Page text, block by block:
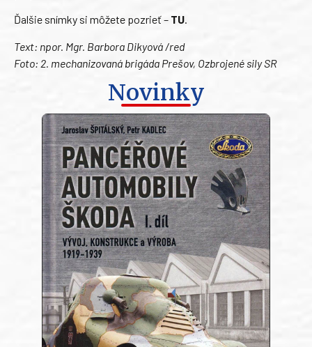
Ďalšie snímky si môžete pozrieť – TU.
Text: npor. Mgr. Barbora Dikyová /red
Foto: 2. mechanizovaná brigáda Prešov, Ozbrojené sily SR
Novinky